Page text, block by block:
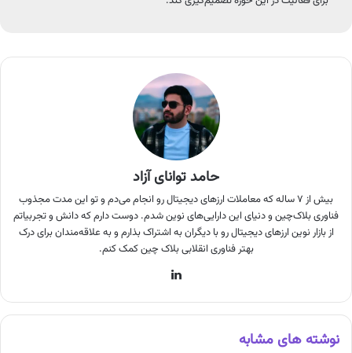
حامد توانای آزاد
بیش از ۷ ساله که معاملات ارزهای دیجیتال رو انجام می‌دم و تو این مدت مجذوب
فناوری بلاک‌چین و دنیای این دارایی‌های نوین شدم. دوست دارم که دانش و تجربیاتم
از بازار نوین ارز‌های دیجیتال رو با دیگران به اشتراک بذارم و به علاقه‌مندان برای درک
بهتر فناوری انقلابی بلاک چین کمک کنم.
نوشته های مشابه